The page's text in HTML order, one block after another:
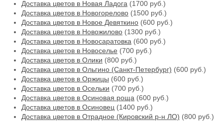
Доставка цветов в Новая Ладога (1700 руб.)
Доставка цветов в Новогорелово (1500 руб.)
Доставка цветов в Новое Девяткино (600 руб.)
Доставка цветов в Новожилово (1300 руб.)
Доставка цветов в Новосаратовка (600 руб.)
Доставка цветов в Новоселье (700 руб.)
Доставка цветов в Олики (800 руб.)
Доставка цветов в Ольгино (Санкт-Петербург) (600 руб.)
Доставка цветов в Оржицы (600 руб.)
Доставка цветов в Осельки (700 руб.)
Доставка цветов в Осиновая роща (600 руб.)
Доставка цветов в Осиновец (1400 руб.)
Доставка цветов в Отрадное (Кировский р-н ЛО) (800 руб.)